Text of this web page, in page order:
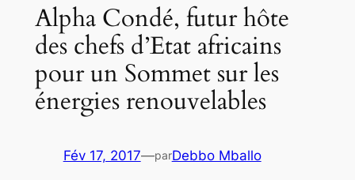
Alpha Condé, futur hôte
des chefs d’Etat africains
pour un Sommet sur les
énergies renouvelables
Fév 17, 2017—parDebbo Mballo